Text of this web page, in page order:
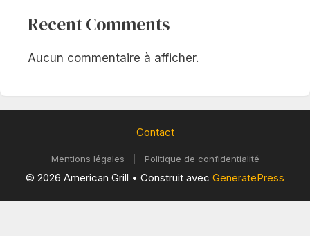
Recent Comments
Aucun commentaire à afficher.
Contact
Mentions légales Politique de confidentialité
© 2026 American Grill • Construit avec GeneratePress